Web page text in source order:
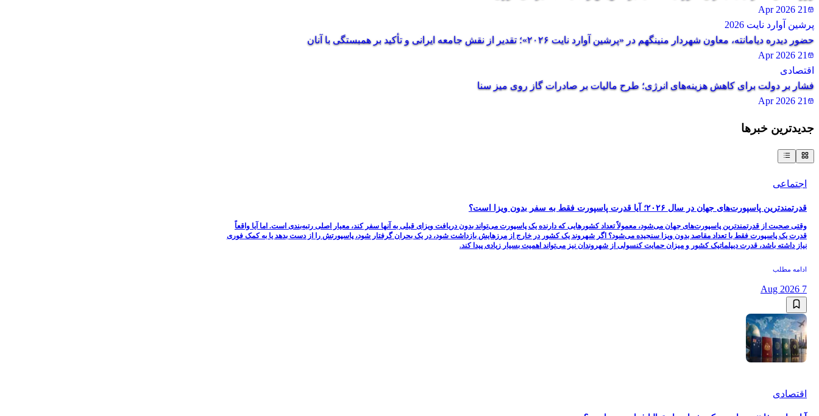
21 Apr 2026
پرشین آوارد نایت 2026
حضور دیدره دیامانته، معاون شهردار منینگهم در «پرشین آوارد نایت ۲۰۲۶»؛ تقدیر از نقش جامعه ایرانی و تأکید بر همبستگی با آنان
21 Apr 2026
اقتصادی
فشار بر دولت برای کاهش هزینه‌های انرژی؛ طرح مالیات بر صادرات گاز روی میز سنا
21 Apr 2026
جدیدترین خبرها
اجتماعی
قدرتمندترین پاسپورت‌های جهان در سال ۲۰۲۶؛ آیا قدرت پاسپورت فقط به سفر بدون ویزا است؟
وقتی صحبت از قدرتمندترین پاسپورت‌های جهان می‌شود، معمولاً تعداد کشورهایی که دارنده یک پاسپورت می‌تواند بدون دریافت ویزای قبلی به آنها سفر کند، معیار اصلی رتبه‌بندی است. اما آیا واقعاً
قدرت یک پاسپورت فقط با تعداد مقاصد بدون ویزا سنجیده می‌شود؟ اگر شهروند یک کشور در خارج از مرزهایش بازداشت شود، در یک بحران گرفتار شود، پاسپورتش را از دست بدهد یا به کمک فوری
نیاز داشته باشد، قدرت دیپلماتیک کشور و میزان حمایت کنسولی از شهروندان نیز می‌تواند اهمیت بسیار زیادی پیدا کند.
ادامه مطلب
7 Aug 2026
اقتصادی